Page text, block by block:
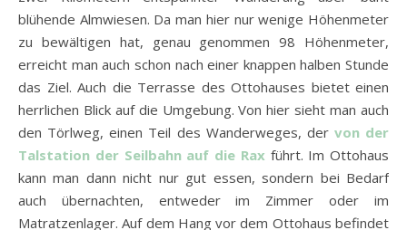
blühende Almwiesen. Da man hier nur wenige Höhenmeter
zu bewältigen hat, genau genommen 98 Höhenmeter,
erreicht man auch schon nach einer knappen halben Stunde
das Ziel. Auch die Terrasse des Ottohauses bietet einen
herrlichen Blick auf die Umgebung. Von hier sieht man auch
den Törlweg, einen Teil des Wanderweges, dervon der
Talstation der Seilbahn auf die Rax führt. Im Ottohaus
kann man dann nicht nur gut essen, sondern bei Bedarf
auch übernachten, entweder im Zimmer oder im
Matratzenlager. Auf dem Hang vor dem Ottohaus befindet